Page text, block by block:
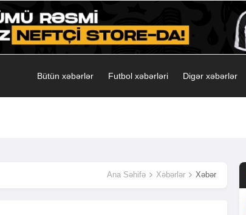
Bütün xəbərlər Futbol xəbərləri Digər xəbərlər
Ana Səhifə Xəbərlər Xəbər